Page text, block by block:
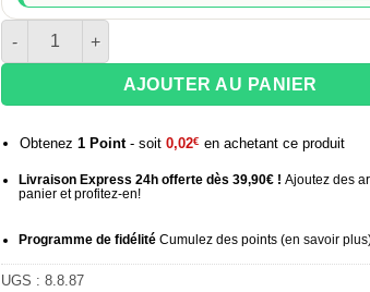
quantité de Pochon hermétique en mylar - Alien
AJOUTER AU PANIER
Obtenez 1Point- soit 0,02€ en achetant ce produit
Livraison Express 24h offerte dès 39,90€ ! Ajoutez des
panier et profitez-en!
Programme de fidélitéCumulez des points (en savoir plus
UGS : 8.8.87